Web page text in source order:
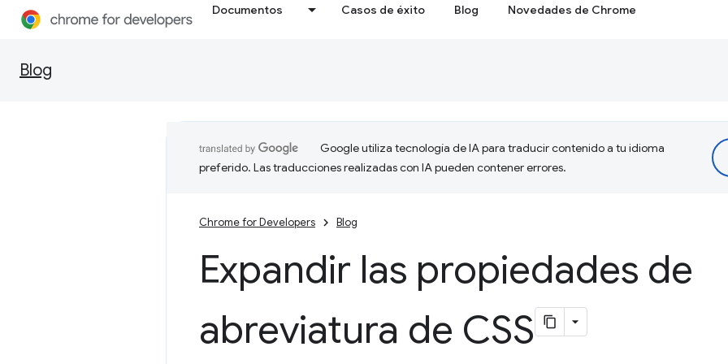
Documentos Casos de éxito Blog Novedades de Chrome
Blog
Google utiliza tecnología de IA para traducir contenido a tu idioma
preferido. Las traducciones realizadas con IA pueden contener errores.
Chrome for Developers Blog
Expandir las propiedades de
abreviatura de CSS